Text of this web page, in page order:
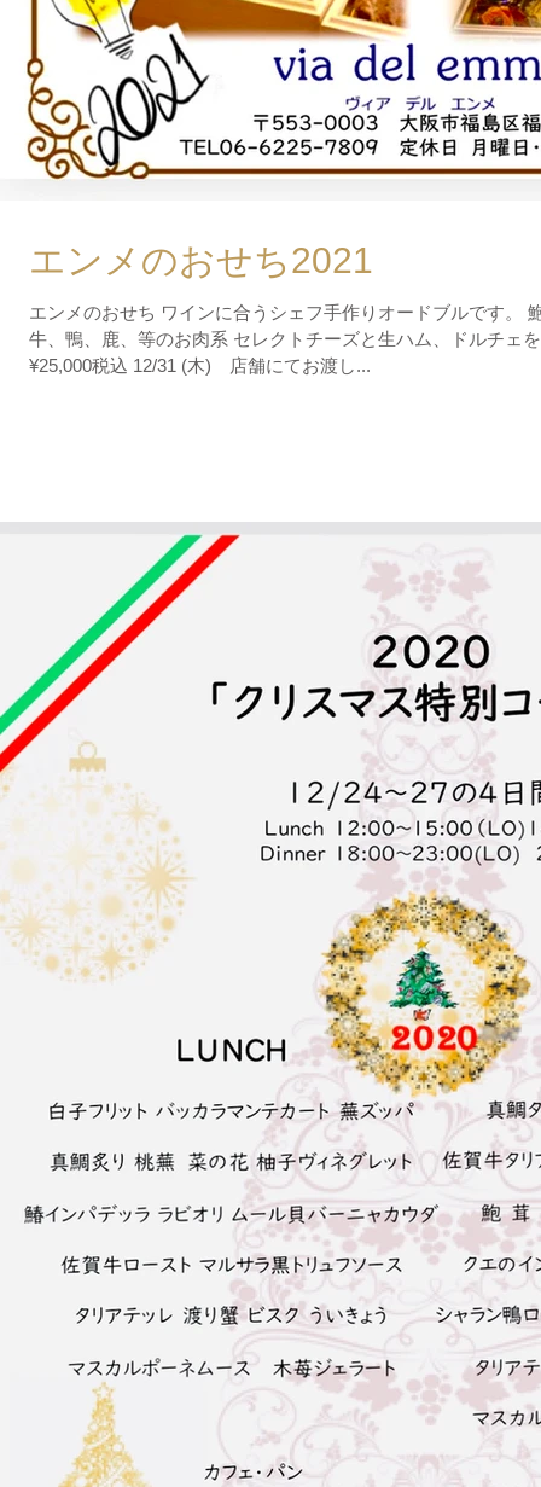
エンメのおせち2021
エンメのおせち ワインに合うシェフ手作りオードブルです。
牛、鴨、鹿、等のお肉系 セレクトチーズと生ハム、ドルチェ
¥25,000税込 12/31 (木) 店舗にてお渡し...